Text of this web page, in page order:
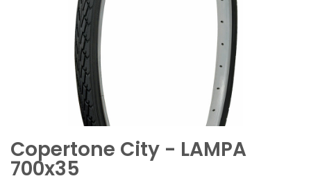
Copertone City - LAMPA
700x35